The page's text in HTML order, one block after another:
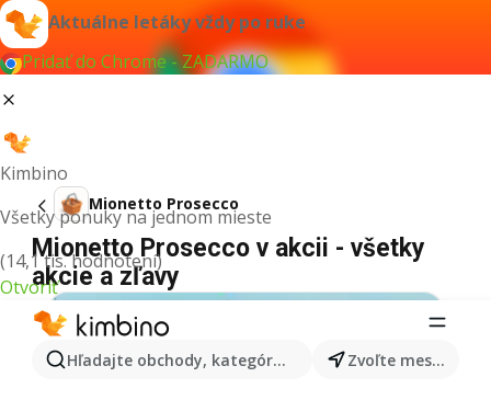
Aktuálne letáky vždy po ruke
Pridať do Chrome - ZADARMO
Kimbino
Všetky ponuky na jednom mieste
(14,1 tis. hodnotení)
Otvoriť
Hľadajte obchody, kategórie, produkty... Zvoľte mesto
Mionetto Prosecco
Mionetto Prosecco v akcii - všetky
akcie a zľavy